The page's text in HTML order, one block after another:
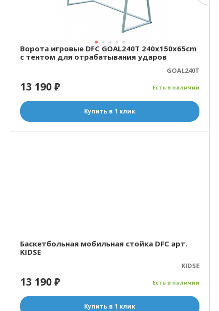
Ворота игровые DFC GOAL240T 240x150x65cm
с тентом для отрабатывания ударов
GOAL240T
Есть в наличии
13 190₽
Купить в 1 клик
Баскетбольная мобильная стойка DFC арт.
KIDSE
KIDSE
Есть в наличии
13 190₽
Купить в 1 клик